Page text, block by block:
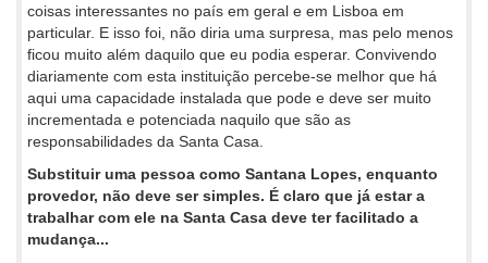
coisas interessantes no país em geral e em Lisboa em
particular. E isso foi, não diria uma surpresa, mas pelo menos
ficou muito além daquilo que eu podia esperar. Convivendo
diariamente com esta instituição percebe-se melhor que há
aqui uma capacidade instalada que pode e deve ser muito
incrementada e potenciada naquilo que são as
responsabilidades da Santa Casa.
Substituir uma pessoa como Santana Lopes, enquanto
provedor, não deve ser simples. É claro que já estar a
trabalhar com ele na Santa Casa deve ter facilitado a
mudança...